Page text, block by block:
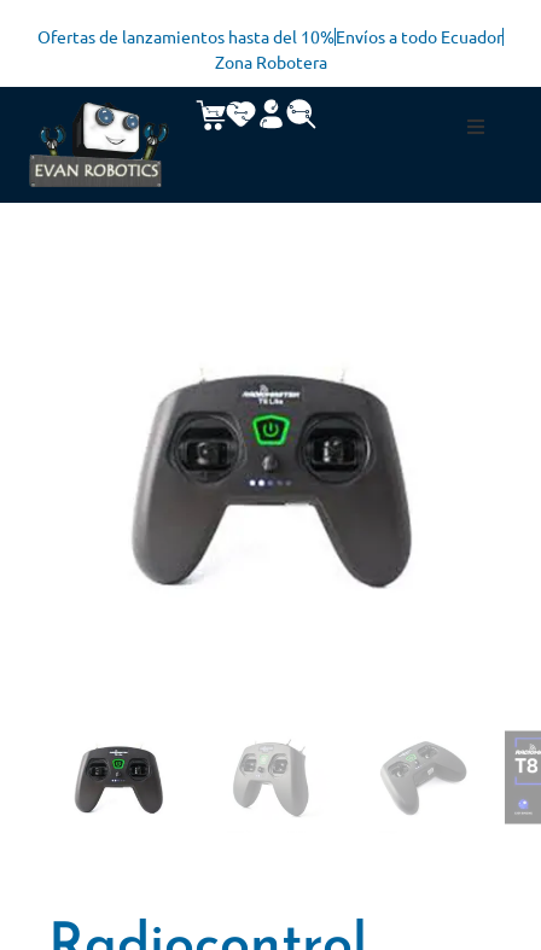
Ofertas de lanzamientos hasta del 10%Envíos a todo Ecuador
Zona Robotera